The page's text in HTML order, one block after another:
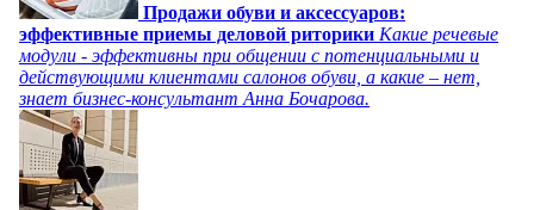
Продажи обуви и аксессуаров:
эффективные приемы деловой риторики Какие речевые
модули - эффективны при общении с потенциальными и
действующими клиентами салонов обуви, а какие – нет,
знает бизнес-консультант Анна Бочарова.